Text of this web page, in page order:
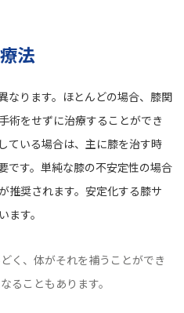
法
なります。ほとんどの場合、膝関
術をせずに治療することができ
ている場合は、主に膝を治す時
です。単純な膝の不安定性の場合
推奨されます。安定化する膝サ
す。
く、体がそれを補うことができ
ることもあります。